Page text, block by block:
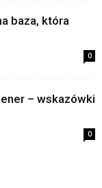
baza, która
0
– wskazówki
0